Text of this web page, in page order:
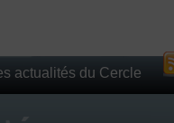
actualités du Cercle